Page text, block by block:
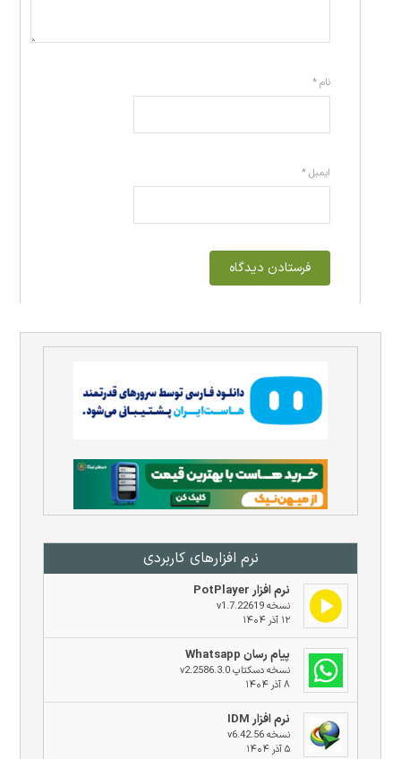
نرم افزار‌های کاربردی
نرم افزار PotPlayer
نسخه v1.7.22619
۱۲ آذر ۱۴۰۴
پیام رسان Whatsapp
نسخه دسکتاپ v2.2586.3.0
۸ آذر ۱۴۰۴
نرم افزار IDM
نسخه v6.42.56
۵ آذر ۱۴۰۴
نام*
ایمیل*